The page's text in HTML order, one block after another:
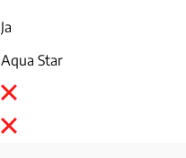
Ja
Aqua Star